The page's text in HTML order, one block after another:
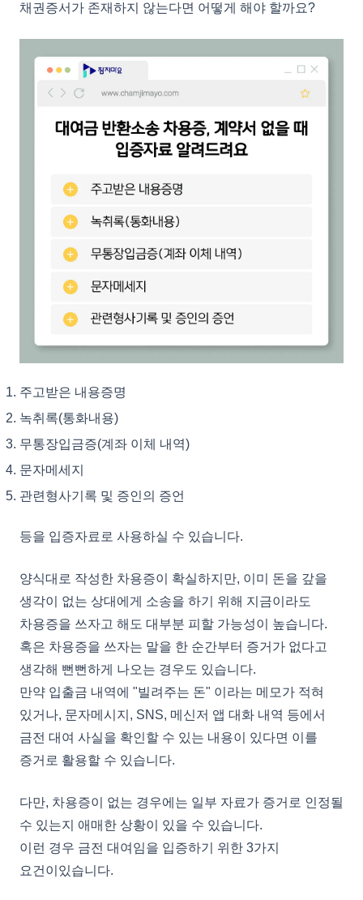
채권증서가 존재하지 않는다면 어떻게 해야 할까요?
주고받은 내용증명
녹취록(통화내용)
무통장입금증(계좌 이체 내역)
문자메세지
관련형사기록 및 증인의 증언
등을 입증자료로 사용하실 수 있습니다.
양식대로 작성한 차용증이 확실하지만, 이미 돈을 갚을
생각이 없는 상대에게 소송을 하기 위해 지금이라도
차용증을 쓰자고 해도 대부분 피할 가능성이 높습니다.
혹은 차용증을 쓰자는 말을 한 순간부터 증거가 없다고
생각해 뻔뻔하게 나오는 경우도 있습니다.
만약 입출금 내역에 "빌려주는 돈" 이라는 메모가 적혀
있거나, 문자메시지, SNS, 메신저 앱 대화 내역 등에서
금전 대여 사실을 확인할 수 있는 내용이 있다면 이를
증거로 활용할 수 있습니다.
다만, 차용증이 없는 경우에는 일부 자료가 증거로 인정될
수 있는지 애매한 상황이 있을 수 있습니다.
이런 경우 금전 대여임을 입증하기 위한 3가지
요건이있습니다.